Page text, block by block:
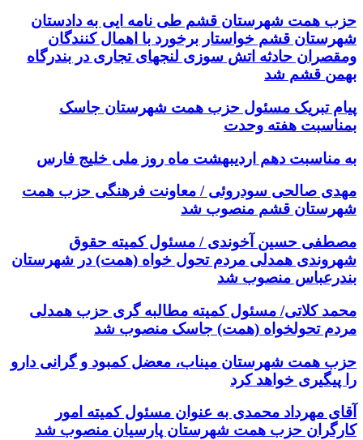
حزب همت شهرستان قشم طی نامه ایی به دادستان
شهرستان قشم خواستار برخورد با اهمال کنندگان
ومقصران حادثه اتش سوزی لنجهای تجاری در بندرگاه
بهمن قشم شد
پیام تبریک مسئول حزب همت شهرستان جاسک
بمناسبت هفته وحدت
به مناسبت دهم اردیبهشت ماه روز ملی خلیج فارس
مهدی صالحی سودروئی / معاونت فرهنگی حزب همت
شهرستان قشم منصوب شد
مصطفی حسین آخوندی / مسئول کمیته حقوق
شهروندی همدلی مردم تحول خواه (همت) در شهرستان
بندرعباس منصوب شد
محمد کلاتی/ مسئول کمیته مطالبه گری حزب همدلی
مردم تحولخواه (همت) جاسک منصوب شد
حزب همت شهرستان میناب، معضل کمبود و گرانی دارو
را پیگیری خواهد کرد
آقای مهرداد محمدی به عنوان مسئول کمیته امور
کارگران حزب همت شهرستان پارسیان منصوب شد